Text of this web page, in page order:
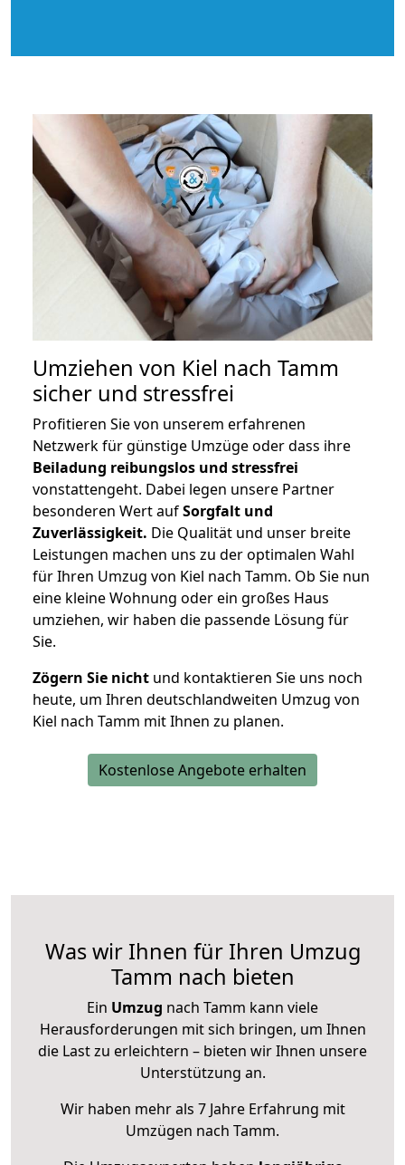
Umziehen von Kiel nach Tamm
sicher und stressfrei
Profitieren Sie von unserem erfahrenen
Netzwerk für günstige Umzüge oder dass ihre
Beiladung reibungslos und stressfrei
vonstattengeht. Dabei legen unsere Partner
besonderen Wert aufSorgfalt und
Zuverlässigkeit. Die Qualität und unser breite
Leistungen machen uns zu der optimalen Wahl
für Ihren Umzug von Kiel nach Tamm. Ob Sie nun
eine kleine Wohnung oder ein großes Haus
umziehen, wir haben die passende Lösung für
Sie.
Zögern Sie nicht und kontaktieren Sie uns noch
heute, um Ihren deutschlandweiten Umzug von
Kiel nach Tamm mit Ihnen zu planen.
Kostenlose Angebote erhalten
Was wir Ihnen für Ihren Umzug
Tamm nach bieten
Ein Umzug nach Tamm kann viele
Herausforderungen mit sich bringen, um Ihnen
die Last zu erleichtern – bieten wir Ihnen unsere
Unterstützung an.
Wir haben mehr als 7 Jahre Erfahrung mit
Umzügen nach Tamm.